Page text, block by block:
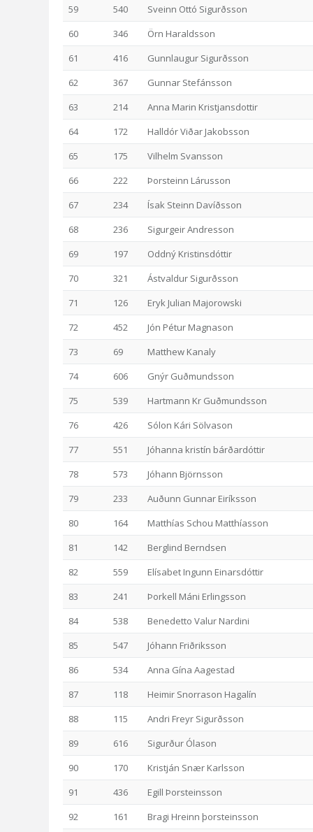
59
540
Sveinn Ottó Sigurðsson
60
346
Örn Haraldsson
61
416
Gunnlaugur Sigurðsson
62
367
Gunnar Stefánsson
63
214
Anna Marin Kristjansdottir
64
172
Halldór Viðar Jakobsson
65
175
Vilhelm Svansson
66
222
Þorsteinn Lárusson
67
234
Ísak Steinn Davíðsson
68
236
Sigurgeir Andresson
69
197
Oddný Kristinsdóttir
70
321
Ástvaldur Sigurðsson
71
126
Eryk Julian Majorowski
72
452
Jón Pétur Magnason
73
69
Matthew Kanaly
74
606
Gnýr Guðmundsson
75
539
Hartmann Kr Guðmundsson
76
426
Sólon Kári Sölvason
77
551
Jóhanna kristín bárðardóttir
78
573
Jóhann Björnsson
79
233
Auðunn Gunnar Eiríksson
80
164
Matthías Schou Matthíasson
81
142
Berglind Berndsen
82
559
Elísabet Ingunn Einarsdóttir
83
241
Þorkell Máni Erlingsson
84
538
Benedetto Valur Nardini
85
547
Jóhann Friðriksson
86
534
Anna Gína Aagestad
87
118
Heimir Snorrason Hagalín
88
115
Andri Freyr Sigurðsson
89
616
Sigurður Ólason
90
170
Kristján Snær Karlsson
91
436
Egill Þorsteinsson
92
161 Bragi Hreinn þorsteinsson